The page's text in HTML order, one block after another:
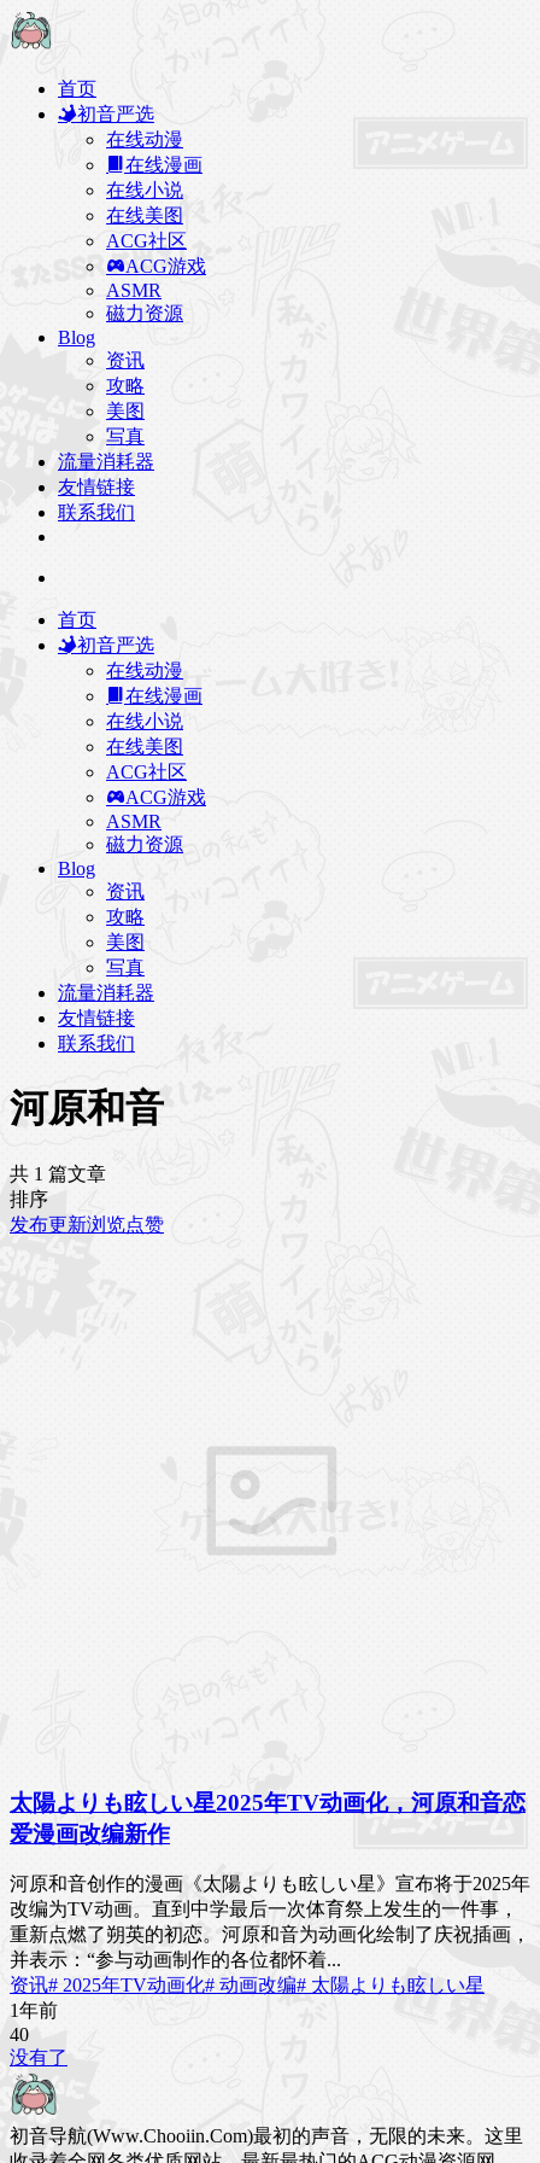
首页
初音严选
在线动漫
在线漫画
在线小说
在线美图
ACG社区
ACG游戏
ASMR
磁力资源
Blog
资讯
攻略
美图
写真
流量消耗器
友情链接
联系我们
首页
初音严选
在线动漫
在线漫画
在线小说
在线美图
ACG社区
ACG游戏
ASMR
磁力资源
Blog
资讯
攻略
美图
写真
流量消耗器
友情链接
联系我们
河原和音
共 1 篇文章
排序
发布更新浏览点赞
太陽よりも眩しい星2025年TV动画化，河原和音恋
爱漫画改编新作
河原和音创作的漫画《太陽よりも眩しい星》宣布将于2025年
改编为TV动画。直到中学最后一次体育祭上发生的一件事，
重新点燃了朔英的初恋。河原和音为动画化绘制了庆祝插画，
并表示：“参与动画制作的各位都怀着...
资讯# 2025年TV动画化# 动画改编# 太陽よりも眩しい星
1年前
40
没有了
初音导航(Www.Chooiin.Com)最初的声音，无限的未来。这里